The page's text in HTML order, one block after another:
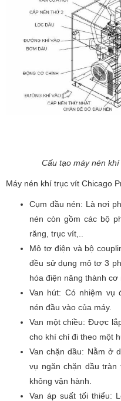
Cấu tạo máy nén
Máy nén khí trục vít Chicago
Cụm đầu nén: Là nơi
nén còn gồm các bộ
răng, trục vít,..
Mô tơ điện và bộ
đều sử dụng mô tơ 3
hóa điện năng thành cơ
Van hút: Có nhiệm vụ
nén đầu vào của máy.
Van một chiều: Được
cho khí chỉ đi theo một
Van chặn dầu: Nằm ở
vụ ngăn chặn dầu
không vận hành.
Van áp suất tối thiểu: